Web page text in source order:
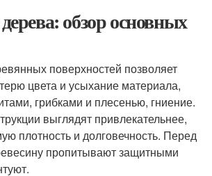
обзор основных
поверхностей позволяет
цвета и усыхание материала,
грибками и плесенью, гниение.
выглядят привлекательнее,
плотность и долговечность. Перед
пропитывают защитными